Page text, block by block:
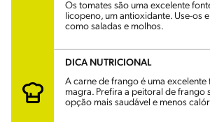
Os tomates são uma excelente
licopeno, um antioxidante. Use-os
como saladas e molhos.
DICA NUTRICIONAL
A carne de frango é uma
magra. Prefira a peitoral de frango
opção mais saudável e menos